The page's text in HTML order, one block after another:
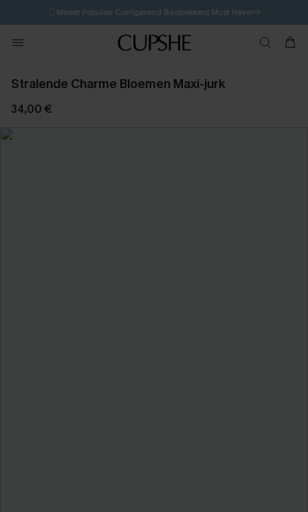
🩱Meest Populair Corrigerend Badpakken| Must Have>>
💌Abonneer je & ontvang tot 15% korting>>
Koop 3, krijg 15% korting | CODE: SW15 2H:50M:51S
Stralende Charme Bloemen Maxi-jurk
34,00 €